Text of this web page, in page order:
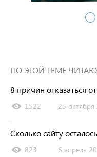
ПО ЭТОЙ ТЕМЕ
8 причин отказаться
1522 25 октября
Сколько сайту
823 6 апреля